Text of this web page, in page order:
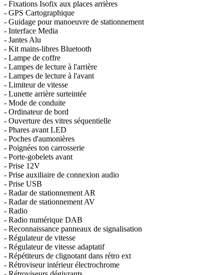
- Fixations Isofix aux places arrières
- GPS Cartographique
- Guidage pour manoeuvre de stationnement
- Interface Media
- Jantes Alu
- Kit mains-libres Bluetooth
- Lampe de coffre
- Lampes de lecture à l'arrière
- Lampes de lecture à l'avant
- Limiteur de vitesse
- Lunette arrière surteintée
- Mode de conduite
- Ordinateur de bord
- Ouverture des vitres séquentielle
- Phares avant LED
- Poches d'aumonières
- Poignées ton carrosserie
- Porte-gobelets avant
- Prise 12V
- Prise auxiliaire de connexion audio
- Prise USB
- Radar de stationnement AR
- Radar de stationnement AV
- Radio
- Radio numérique DAB
- Reconnaissance panneaux de signalisation
- Régulateur de vitesse
- Régulateur de vitesse adaptatif
- Répétiteurs de clignotant dans rétro ext
- Rétroviseur intérieur électrochrome